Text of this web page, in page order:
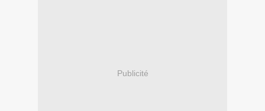
Publicité